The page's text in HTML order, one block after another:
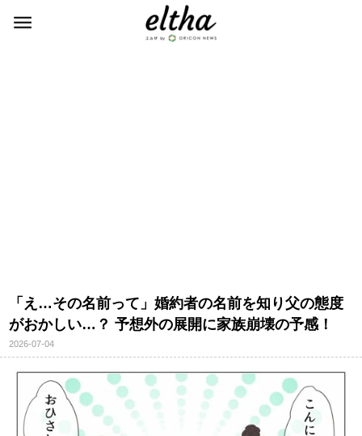
「え…その名前って」婚約者の名前を知り父の態度
がおかしい…？ 予想外の展開に家族崩壊の予感！
2026-07-04